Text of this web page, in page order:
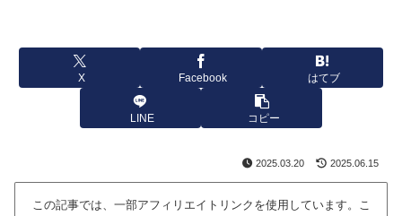
X Facebook はてブ
LINE コピー
2025.03.20 2025.06.15
この記事では、一部アフィリエイトリンクを使用しています。こ